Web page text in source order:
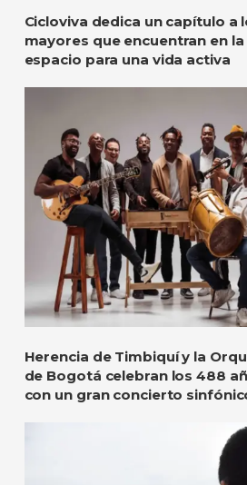
Cicloviva dedica un capítulo a
mayores que encuentran en
espacio para una vida activa
Herencia de Timbiquí y la
de Bogotá celebran los 488
con un gran concierto